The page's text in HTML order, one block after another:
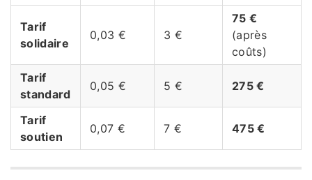
Tarif
solidaire
0,03 € 3 €
75 €
(après
coûts)
Tarif
standard
0,05 € 5 € 275 €
Tarif
soutien
0,07 € 7 € 475 €